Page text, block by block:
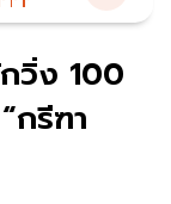
วิ่ง 100
กรีฑา